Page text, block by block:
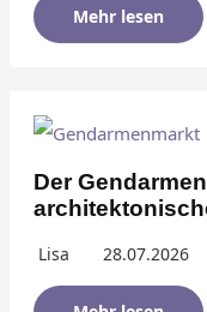
Mehr lesen
Der
Lisa 28.07.2026